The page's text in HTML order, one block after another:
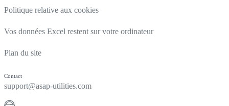
Politique relative aux cookies
Vos données Excel restent sur votre ordinateur
Plan du site
Contact
support@asap-utilities.com